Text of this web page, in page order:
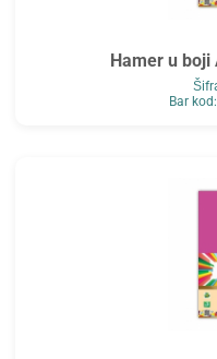
Hamer u boji
Bar